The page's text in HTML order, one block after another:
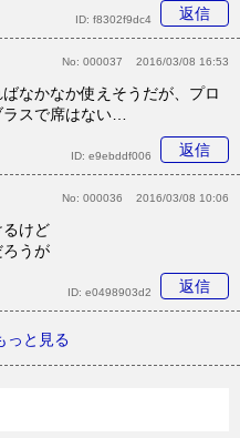
返信
ID: f8302f9dc4
No: 000037 2016/03/08 16:53
なかなか使えそうだが、プロ
ラスで席はない…
返信
ID: e9ebddf006
No: 000036 2016/03/08 10:06
けど
ろうが
返信
ID: e0498903d2
っと見る